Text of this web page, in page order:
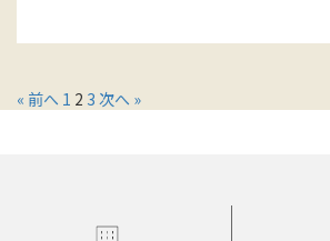
« 前へ 1 2 3 次へ »